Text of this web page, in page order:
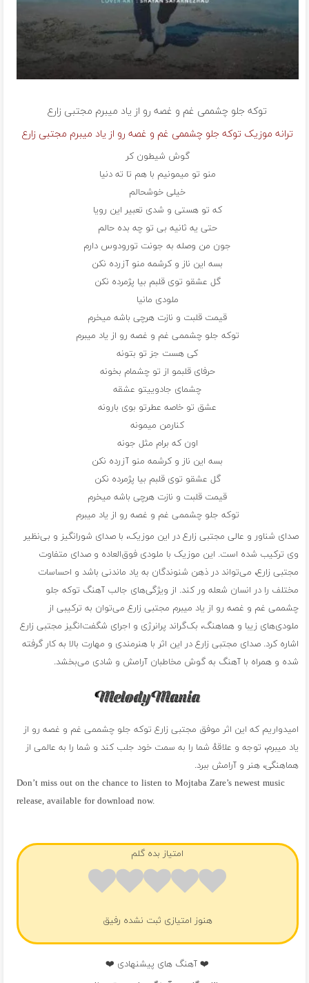
توکه جلو چشممی غم و غصه رو از یاد میبرم مجتبی زارع
ترانه موزیک توکه جلو چشممی غم و غصه رو از یاد میبرم مجتبی زارع
گوش شیطون کر
منو تو میمونیم با هم تا ته دنیا
خیلی خوشحالم
که تو هستی و شدی تعبیر این رویا
حتی یه ثانیه بی تو چه بده حالم
جون من وصله به جونت تورودوس دارم
بسه این ناز و کرشمه منو آزرده نکن
گل عشقو توی قلبم بیا پژمرده نکن
ملودی مانیا
قیمت قلبت و نازت هرچی باشه میخرم
توکه جلو چشممی غم و غصه رو از یاد میبرم
کی هست جز تو بتونه
حرفای قلبمو از تو چشمام بخونه
چشمای جادوییتو عشقه
عشق تو خاصه عطرتو بوی بارونه
کنارمن میمونه
اون که برام مثل جونه
بسه این ناز و کرشمه منو آزرده نکن
گل عشقو توی قلبم بیا پژمرده نکن
قیمت قلبت و نازت هرچی باشه میخرم
توکه جلو چشممی غم و غصه رو از یاد میبرم
صدای شناور و عالی مجتبی زارع در این موزیک، با صدای شورانگیز و بی‌نظیر
وی ترکیب شده است. این موزیک با ملودی فوق‌العاده و صدای متفاوت
مجتبی زارع، می‌تواند در ذهن شنوندگان به یاد ماندنی باشد و احساسات
مختلف را در انسان شعله ور کند. از ویژگی‌های جالب آهنگ توکه جلو
چشممی غم و غصه رو از یاد میبرم مجتبی زارع می‌توان به ترکیبی از
ملودی‌های زیبا و هماهنگ، بک‌گراند پرانرژی و اجرای شگفت‌انگیز مجتبی زارع
اشاره کرد. صدای مجتبی زارع در این اثر با هنرمندی و مهارت بالا به کار گرفته
شده و همراه با آهنگ به گوش مخاطبان آرامش و شادی می‌بخشد.
امیدواریم که این اثر موفق مجتبی زارع توکه جلو چشممی غم و غصه رو از
یاد میبرم، توجه و علاقهٔ شما را به سمت خود جلب کند و شما را به عالمی از
هماهنگی، هنر و آرامش ببرد.
Don’t miss out on the chance to listen to Mojtaba Zare’s newest music
release, available for download now.
امتیاز بده گلم
هنوز امتیازی ثبت نشده رفیق
❤️ آهنگ های پیشنهادی ❤️